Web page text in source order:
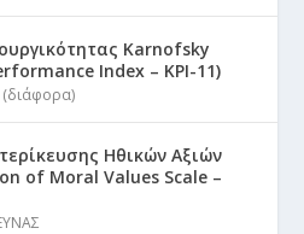
Karnofsky
Index – KPI-11)
(διάφορα)
Ηθικών Αξιών
of Moral Values Scale –